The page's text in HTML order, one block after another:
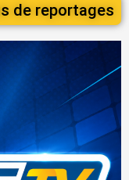
de reportages